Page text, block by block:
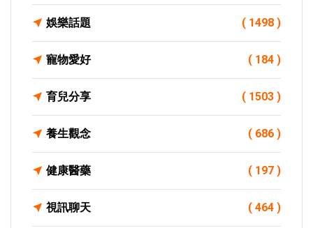
娛樂話題 ( 1498 )
寵物愛好 ( 184 )
育兒分享 ( 1503 )
養生觀念 ( 686 )
健康醫藥 ( 197 )
視訊聊天 ( 464 )